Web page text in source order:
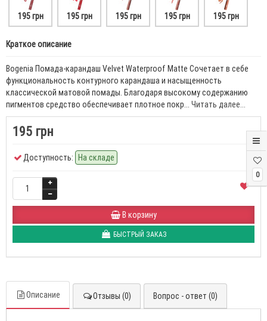
0
195 грн 195 грн 195 грн 195 грн 195 грн
Краткое описание
Bogenia Помада-карандаш Velvet Waterproof Matte Сочетает в себе
функциональность контурного карандаша и насыщенность
классической матовой помады. Благодаря высокому содержанию
пигментов средство обеспечивает плотное покр... Читать далее...
195 грн
Доступность: На складе
В корзину
БЫСТРЫЙ ЗАКАЗ
Описание Отзывы (0) Вопрос - ответ (0)